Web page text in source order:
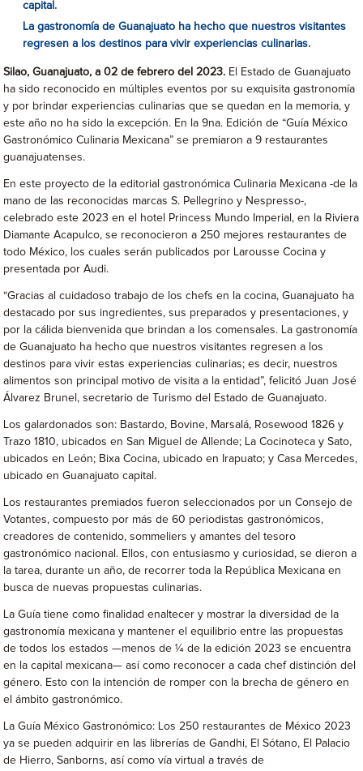
capital.
La gastronomía de Guanajuato ha hecho que nuestros visitantes
regresen a los destinos para vivir experiencias culinarias.
Silao, Guanajuato, a 02 de febrero del 2023. El Estado de Guanajuato
ha sido reconocido en múltiples eventos por su exquisita gastronomía
y por brindar experiencias culinarias que se quedan en la memoria, y
este año no ha sido la excepción. En la 9na. Edición de “Guía México
Gastronómico Culinaria Mexicana” se premiaron a 9 restaurantes
guanajuatenses.
En este proyecto de la editorial gastronómica Culinaria Mexicana -de la
mano de las reconocidas marcas S. Pellegrino y Nespresso-,
celebrado este 2023 en el hotel Princess Mundo Imperial, en la Riviera
Diamante Acapulco, se reconocieron a 250 mejores restaurantes de
todo México, los cuales serán publicados por Larousse Cocina y
presentada por Audi.
“Gracias al cuidadoso trabajo de los chefs en la cocina, Guanajuato ha
destacado por sus ingredientes, sus preparados y presentaciones, y
por la cálida bienvenida que brindan a los comensales. La gastronomía
de Guanajuato ha hecho que nuestros visitantes regresen a los
destinos para vivir estas experiencias culinarias; es decir, nuestros
alimentos son principal motivo de visita a la entidad”, felicitó Juan José
Álvarez Brunel, secretario de Turismo del Estado de Guanajuato.
Los galardonados son: Bastardo, Bovine, Marsalá, Rosewood 1826 y
Trazo 1810, ubicados en San Miguel de Allende; La Cocinoteca y Sato,
ubicados en León; Bixa Cocina, ubicado en Irapuato; y Casa Mercedes,
ubicado en Guanajuato capital.
Los restaurantes premiados fueron seleccionados por un Consejo de
Votantes, compuesto por más de 60 periodistas gastronómicos,
creadores de contenido, sommeliers y amantes del tesoro
gastronómico nacional. Ellos, con entusiasmo y curiosidad, se dieron a
la tarea, durante un año, de recorrer toda la República Mexicana en
busca de nuevas propuestas culinarias.
La Guía tiene como finalidad enaltecer y mostrar la diversidad de la
gastronomía mexicana y mantener el equilibrio entre las propuestas
de todos los estados —menos de ¼ de la edición 2023 se encuentra
en la capital mexicana— así como reconocer a cada chef distinción del
género. Esto con la intención de romper con la brecha de género en
el ámbito gastronómico.
La Guía México Gastronómico: Los 250 restaurantes de México 2023
ya se pueden adquirir en las librerías de Gandhi, El Sótano, El Palacio
de Hierro, Sanborns, así como vía virtual a través de